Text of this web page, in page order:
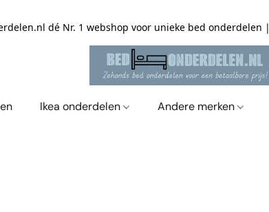
dé Nr. 1 webshop voor unieke bed onderdelen |
Ikea onderdelen Andere merken